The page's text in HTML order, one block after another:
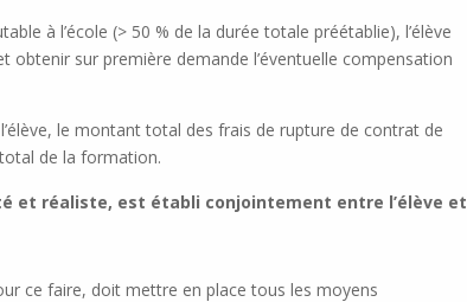
à l’école (> 50 % de la durée totale préétablie), l’élève
sur première demande l’éventuelle compensation
le montant total des frais de rupture de contrat de
de la formation.
et réaliste, est établi conjointement entre l’élève et
ce faire, doit mettre en place tous les moyens